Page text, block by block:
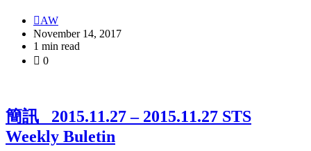
AW
November 14, 2017
1 min read
0
簡訊_ 2015.11.27 – 2015.11.27 STS
Weekly Buletin